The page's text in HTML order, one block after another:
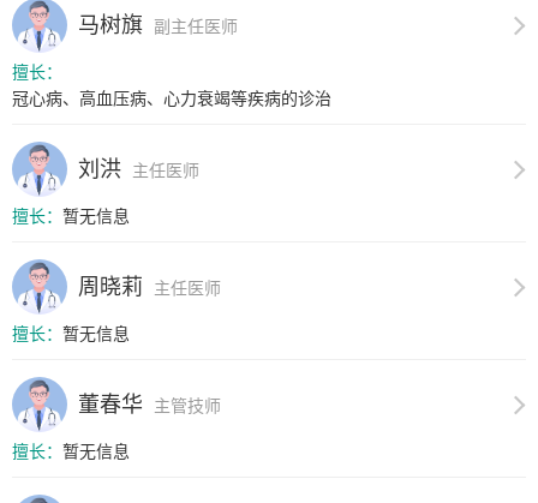
马树旗 副主任医师
擅长：
冠心病、高血压病、心力衰竭等疾病的诊治
刘洪 主任医师
擅长： 暂无信息
周晓莉 主任医师
擅长： 暂无信息
董春华 主管技师
擅长： 暂无信息